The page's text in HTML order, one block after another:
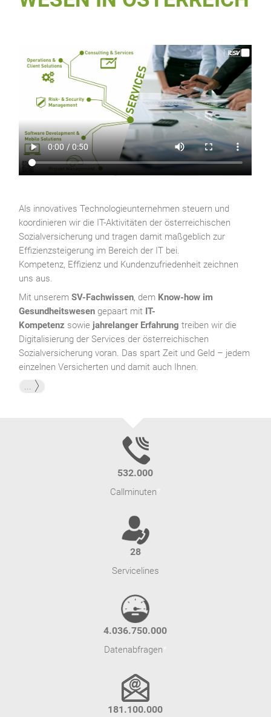
Als innovatives Technologieunternehmen steuern und
koordinieren wir die IT-Aktivitäten der österreichischen
Sozialversicherung und tragen damit maßgeblich zur
Effizienzsteigerung im Bereich der IT bei.
Kompetenz, Effizienz und Kundenzufriedenheit zeichnen
uns aus.
Mit unseremSV-Fachwissen, dem Know-how im
Gesundheitswesen gepaart mit IT-
Kompetenz sowie jahrelanger Erfahrung treiben wir die
Digitalisierung der Services der österreichischen
Sozialversicherung voran. Das spart Zeit und Geld – jedem
einzelnen Versicherten und damit auch Ihnen.
...
603.000
Callminuten
29
Servicelines
4.100.500.000
Datenabfragen
186.800.000